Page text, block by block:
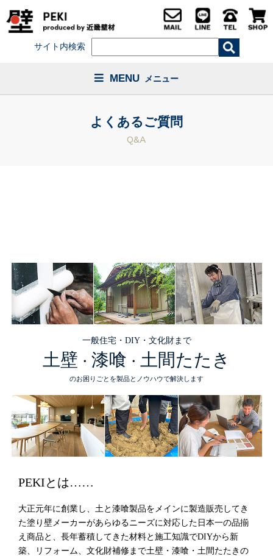
サイト内検索
MENU メニュー
よくあるご質問
Q&A
一般住宅・DIY・文化財まで
土壁 ・ 漆喰 ・ 土間たたき
のお困りごとを製品とノウハウで解決します
PEKIとは……
大正元年に創業し、土と漆喰製品をメインに製造販売してき
た塗り壁メーカーがあらゆるニーズに対応した日本一の品揃
え商品と、長年蓄積してきた材料と施工知識でDIYから新
築、リフォーム、文化財補修まで土壁・漆喰・土間たたきの